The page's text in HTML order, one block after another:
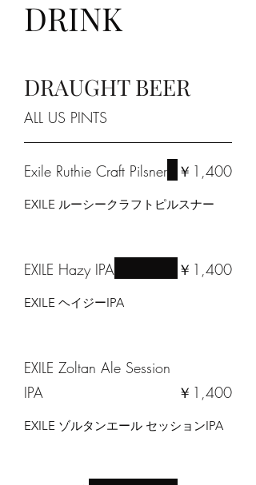
DRINK
DRAUGHT BEER
ALL US PINTS
Exile Ruthie Craft Pilsner
EXILE ルーシークラフトピルスナー
￥1,400
EXILE Hazy IPA
EXILE ヘイジーIPA
￥1,400
EXILE Zoltan Ale Session
IPA
EXILE ゾルタンエール セッションIPA
￥1,400